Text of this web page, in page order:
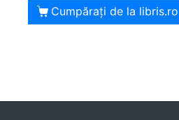
Cumpărați de la libris.ro